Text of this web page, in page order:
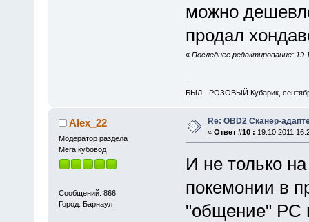
можно
продал
« Последнее редактирование:
БЫЛ - РОЗОВЫЙ Кубарик,
Alex_22
Модератор раздела
Мега кубовод
Сообщений: 866
Город: Барнаул
Re: OBD2 Сканер-
« Ответ #10 : 19.10.2011
И не только
покемонии в
"общение" PC